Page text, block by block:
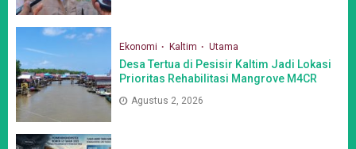
Ekonomi Kaltim Utama
Desa Tertua di Pesisir Kaltim Jadi Lokasi
Prioritas Rehabilitasi Mangrove M4CR
Agustus 2, 2026